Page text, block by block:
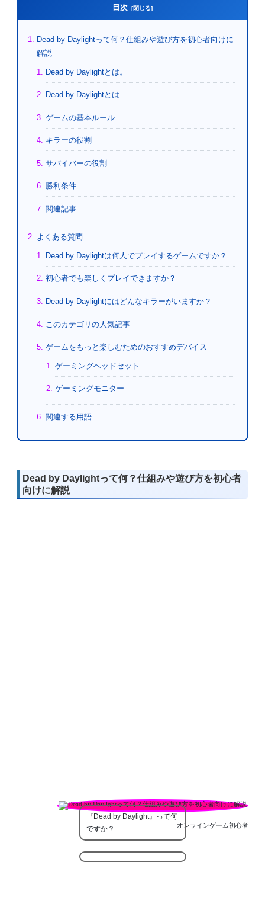
目次
Dead by Daylightって何？仕組みや遊び方を初心者向けに
解説
Dead by Daylightとは。
Dead by Daylightとは
ゲームの基本ルール
キラーの役割
サバイバーの役割
勝利条件
関連記事
よくある質問
Dead by Daylightは何人でプレイするゲームですか？
初心者でも楽しくプレイできますか？
Dead by Daylightにはどんなキラーがいますか？
このカテゴリの人気記事
ゲームをもっと楽しむためのおすすめデバイス
ゲーミングヘッドセット
ゲーミングモニター
関連する用語
Dead by Daylightって何？仕組みや遊び方を初心者
向けに解説
オンラインゲーム初心者
『Dead by Daylight』って何
ですか？